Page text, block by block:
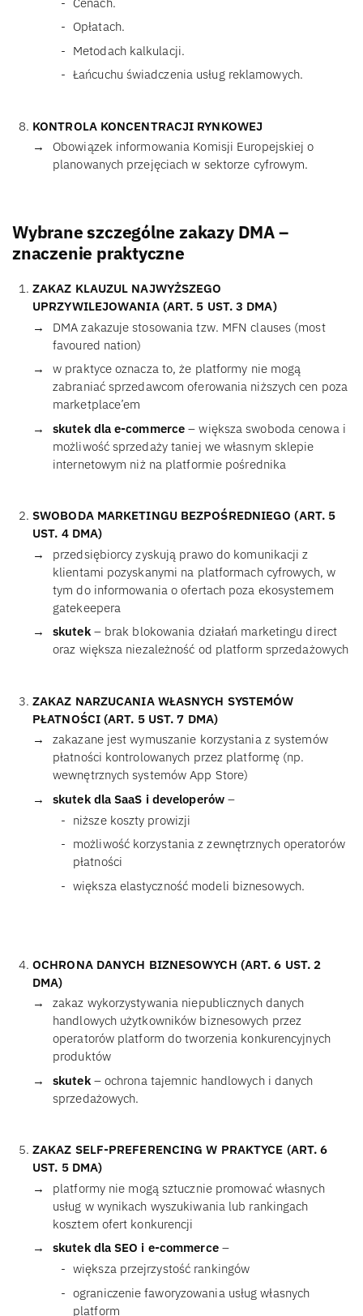
Opłatach.
Metodach kalkulacji.
Łańcuchu świadczenia usług reklamowych.
KONTROLA KONCENTRACJI RYNKOWEJ
Obowiązek informowania Komisji Europejskiej o
planowanych przejęciach w sektorze cyfrowym.
Wybrane szczególne zakazy DMA –
znaczenie praktyczne
ZAKAZ KLAUZUL NAJWYŻSZEGO
UPRZYWILEJOWANIA (ART. 5 UST. 3 DMA)
DMA zakazuje stosowania tzw. MFN clauses (most
favoured nation)
w praktyce oznacza to, że platformy nie mogą
zabraniać sprzedawcom oferowania niższych cen poza
marketplace’em
skutek dla e-commerce – większa swoboda cenowa i
możliwość sprzedaży taniej we własnym sklepie
internetowym niż na platformie pośrednika
SWOBODA MARKETINGU BEZPOŚREDNIEGO (ART. 5
UST. 4 DMA)
przedsiębiorcy zyskują prawo do komunikacji z
klientami pozyskanymi na platformach cyfrowych, w
tym do informowania o ofertach poza ekosystemem
gatekeepera
skutek– brak blokowania działań marketingu direct
oraz większa niezależność od platform sprzedażowych
ZAKAZ NARZUCANIA WŁASNYCH SYSTEMÓW
PŁATNOŚCI (ART. 5 UST. 7 DMA)
zakazane jest wymuszanie korzystania z systemów
płatności kontrolowanych przez platformę (np.
wewnętrznych systemów App Store)
skutek dla SaaS i developerów–
niższe koszty prowizji
możliwość korzystania z zewnętrznych operatorów
płatności
większa elastyczność modeli biznesowych.
OCHRONA DANYCH BIZNESOWYCH (ART. 6 UST. 2
DMA)
zakaz wykorzystywania niepublicznych danych
handlowych użytkowników biznesowych przez
operatorów platform do tworzenia konkurencyjnych
produktów
skutek– ochrona tajemnic handlowych i danych
sprzedażowych.
ZAKAZ SELF-PREFERENCING W PRAKTYCE (ART. 6
UST. 5 DMA)
platformy nie mogą sztucznie promować własnych
usług w wynikach wyszukiwania lub rankingach
kosztem ofert konkurencji
skutek dla SEO i e-commerce–
większa przejrzystość rankingów
ograniczenie faworyzowania usług własnych
platform